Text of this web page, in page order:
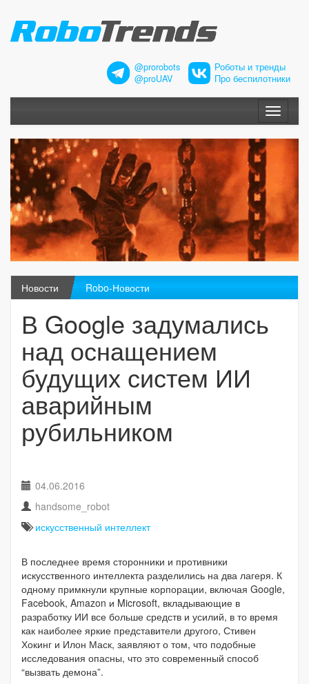
@prorobots
@proUAV
Роботы и тренды
Про беспилотники
Меню
Новости Robo-Новости
В Google задумались
над оснащением
будущих систем ИИ
аварийным
рубильником
04.06.2016
handsome_robot
искусственный интеллект
В последнее время сторонники и противники
искусственного интеллекта разделились на два лагеря. К
одному примкнули крупные корпорации, включая Google,
Facebook, Amazon и Microsoft, вкладывающие в
разработку ИИ все больше средств и усилий, в то время
как наиболее яркие представители другого, Стивен
Хокинг и Илон Маск, заявляют о том, что подобные
исследования опасны, что это современный способ
“вызвать демона”.